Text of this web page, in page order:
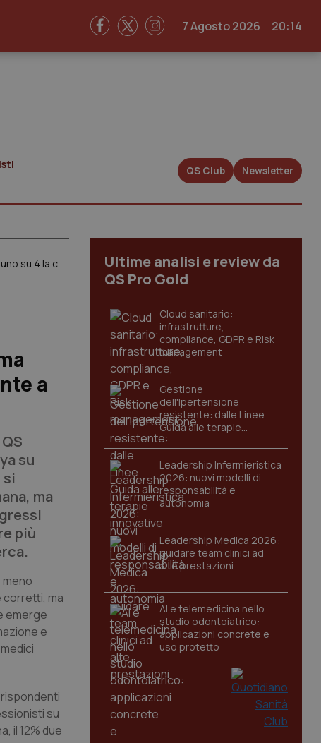
7 Agosto 2026 20:14
QS Club Newsletter
Cambia il modo di aggiornarsi dei medici: formazione costante ma sempre più ibrida. Cresce uso dell’AI: uno su 4 la consulta di fronte a dubbi terapeutici. La nuova survey di Quotidiano Sanità
a
su
ma
più
meno
corretti, ma
emerge
e
su
il 12% due
Ultime analisi e review da
QS Pro Gold
Cloud sanitario:
infrastrutture,
compliance, GDPR e Risk
management
Gestione
dell'Ipertensione
resistente: dalle Linee
Guida alle terapie
innovative
Leadership Infermieristica
2026: nuovi modelli di
responsabilità e
autonomia
Leadership Medica 2026:
guidare team clinici ad
alte prestazioni
AI e telemedicina nello
studio odontoiatrico:
applicazioni concrete e
uso protetto